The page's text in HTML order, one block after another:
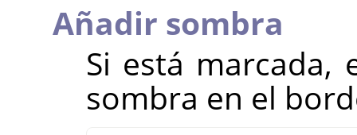
Añadir sombra
Si está
sombra en el